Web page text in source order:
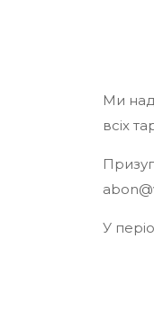
Ми
всіх
У